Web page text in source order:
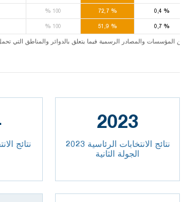
%100 %
72,7 %
%100 %
51,9 %
المؤسسات والمصادر الرسمية فيما يتعلق بالدوائر والمناطق التي
نتائج
2023
نتائج الانتخابات الرئاسية 2023
الجولة الثانية